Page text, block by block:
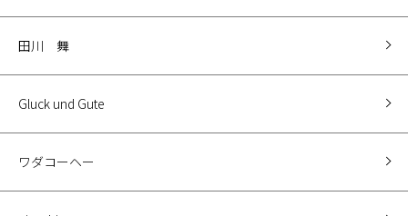
田川 舞
Gluck und Gute
ワダコーヘー